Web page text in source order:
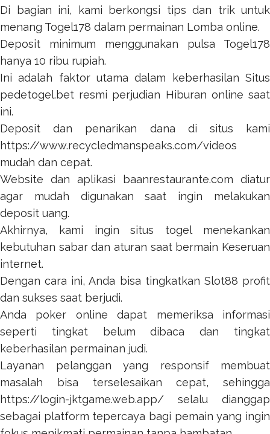
Di bagian ini, kami berkongsi tips dan trik untuk
menang Togel178 dalam permainan Lomba online.
Deposit minimum menggunakan pulsa Togel178
hanya 10 ribu rupiah.
Ini adalah faktor utama dalam keberhasilan Situs
pedetogel.bet resmi perjudian Hiburan online saat
ini.
Deposit dan penarikan dana di situs kami
https://www.recycledmanspeaks.com/videos
mudah dan cepat.
Website dan aplikasi baanrestaurante.com diatur
agar mudah digunakan saat ingin melakukan
deposit uang.
Akhirnya, kami inginsitus togelmenekankan
kebutuhan sabar dan aturan saat bermain Keseruan
internet.
Dengan cara ini, Anda bisa tingkatkan Slot88 profit
dan sukses saat berjudi.
Anda poker online dapat memeriksa informasi
seperti tingkat belum dibaca dan tingkat
keberhasilan permainan judi.
Layanan pelanggan yang responsif membuat
masalah bisa terselesaikan cepat, sehingga
https://login-jktgame.web.app/ selalu dianggap
sebagai platform tepercaya bagi pemain yang ingin